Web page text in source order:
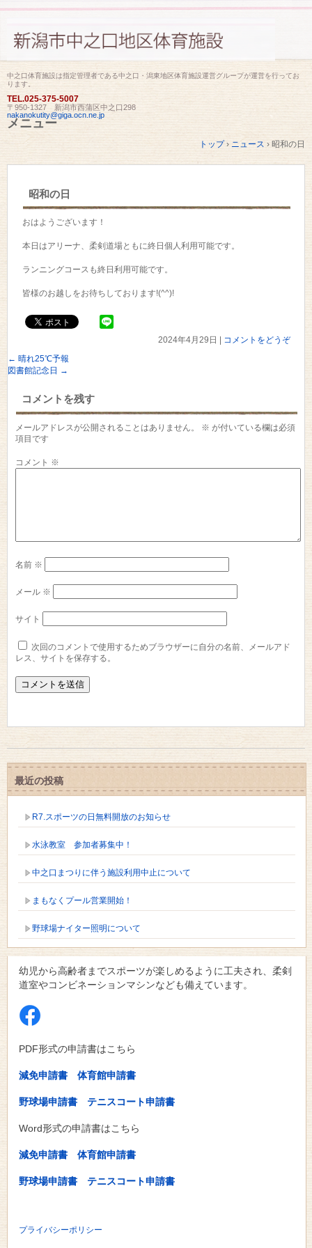
中之口体育施設は指定管理者である中之口・潟東地区体育施設運営グループが運営を行ってお
ります。
TEL.025-375-5007
〒950-1327 新潟市西蒲区中之口298
nakanokutity@giga.ocn.ne.jp
メニュー
トップ › ニュース › 昭和の日
昭和の日
おはようございます！
本日はアリーナ、柔剣道場ともに終日個人利用可能です。
ランニングコースも終日利用可能です。
皆様のお越しをお待ちしております!(^^)!
2024年4月29日
コメントをどうぞ
← 晴れ25℃予報
図書館記念日 →
コメントを残す
メールアドレスが公開されることはありません。 ※ が付いている欄は必須
項目です
コメント ※
名前 ※
メール ※
サイト
次回のコメントで使用するためブラウザーに自分の名前、メールアド
レス、サイトを保存する。
最近の投稿
R7.スポーツの日無料開放のお知らせ
水泳教室 参加者募集中！
中之口まつりに伴う施設利用中止について
まもなくプール営業開始！
野球場ナイター照明について
幼児から高齢者までスポーツが楽しめるように工夫され、柔剣
道室やコンビネーションマシンなども備えています。
PDF形式の申請書はこちら
減免申請書 体育館申請書
野球場申請書 テニスコート申請書
Word形式の申請書はこちら
減免申請書 体育館申請書
野球場申請書 テニスコート申請書
プライバシーポリシー